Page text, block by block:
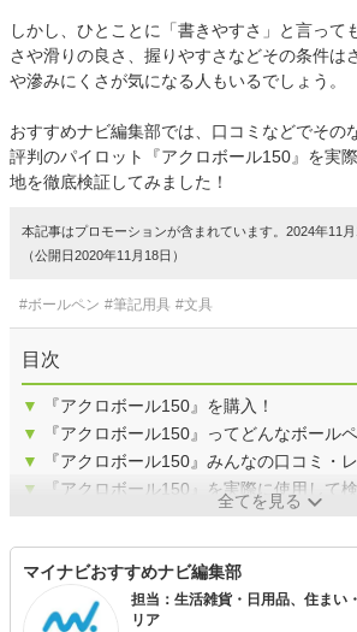
しかし、ひとことに「書きやすさ」と言って
さや滑りの良さ、握りやすさなどその条件は
や滲みにくさが気になる人もいるでしょう。
おすすめナビ編集部では、口コミなどでその
評判のパイロット『アクロボール150』を実
地を徹底検証してみました！
本記事はプロモーションが含まれています。2024年11
（公開日2020年11月18日）
#ボールペン #筆記用具 #文具
目次
▼
『アクロボール150』を購入！
▼
『アクロボール150』ってどんなボール
▼
『アクロボール150』みんなの口コミ・
▼
『アクロボール150』を実際に使用して
全てを見る
マイナビおすすめナビ編集部
担当：生活雑貨・日用品、住まい
リア